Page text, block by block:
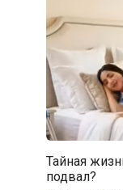
Тайная
подвал?